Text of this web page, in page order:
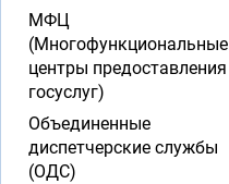
МФЦ
(Многофункциональные
центры предоставления
госуслуг)
Объединенные
диспетчерские службы
(ОДС)